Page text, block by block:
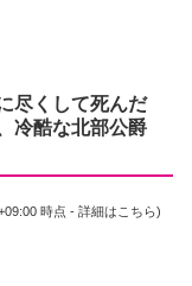
尽くして死んだ
冷酷な北部公爵
時点 -詳細はこちら)